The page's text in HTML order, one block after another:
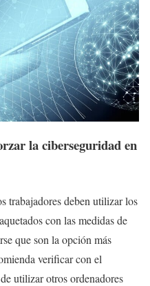
la ciberseguridad en
trabajadores deben utilizar los
con las medidas de
que son la opción más
verificar con el
utilizar otros ordenadores